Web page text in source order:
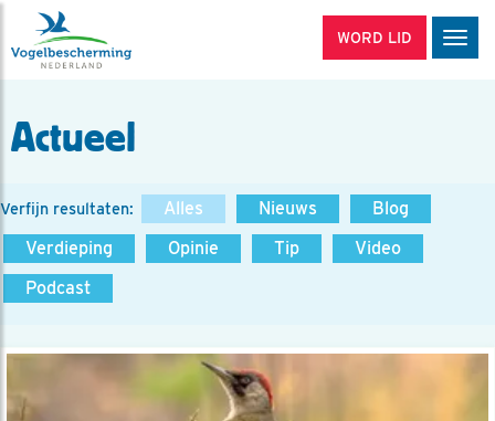
WORD LID
Actueel
Verfijn resultaten: Alles Nieuws
Blog
Verdieping
Opinie Tip
Video
Podcast